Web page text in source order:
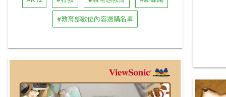
#教育部數位內容選購名單